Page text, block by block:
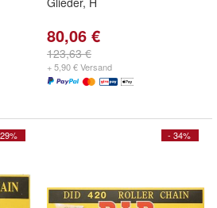
80,06 €
123,63 €
+ 5,90 € Versand
- 34%